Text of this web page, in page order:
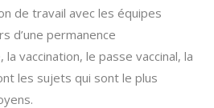
de travail avec les équipes
d’une permanence
vaccination, le passe vaccinal, la
les sujets qui sont le plus